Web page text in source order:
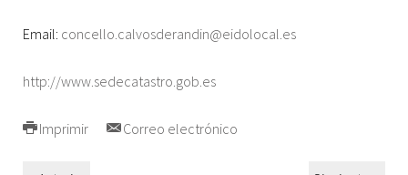
Email: concello.calvosderandin@eidolocal.es
http://www.sedecatastro.gob.es
Imprimir Correo electrónico